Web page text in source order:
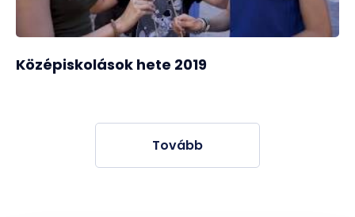
Középiskolások hete 2019
Tovább